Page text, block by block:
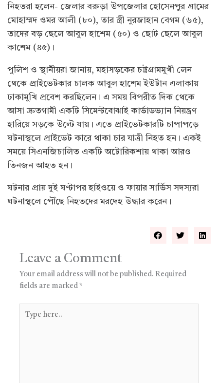
নিহতরা হলেন- জেলার বরুড়া উপজেলার হোসেনপুর গ্রামের
মোহাম্মদ ওমর আলী (৮০), তার স্ত্রী নুরজাহান বেগম (৬৫),
তাদের বড় ছেলে আবুল হাশেম (৫০) ও ছোট ছেলে আবুল
কাশেম (৪৫)।
পুলিশ ও স্থানীয়রা জানায়, মহাসড়কের চট্টগ্রামমুখী লেন
থেকে প্রাইভেটকার চালক আবুল হাশেম ইউর্টান এলাকায়
ঢাকামুখি প্রবেশ করছিলেন। এ সময় বিপরীত দিক থেকে
আসা দ্রুতগামী একটি সিমেন্টবোঝাই কার্ভাডভ্যান নিয়ন্ত্রণ
হারিয়ে সড়কে উল্টে যায়। এতে প্রাইভেটকারটি চাপাপড়ে
ঘটনাস্থলে প্রাইভেট কারে থাকা চার যাত্রী নিহত হন। একই
সময়ে সিএনজিচালিত একটি অটোরিকশায় থাকা আরও
তিনজন আহত হন।
ঘটনার প্রায় দুই ঘণ্টাপর হাইওয়ে ও ফায়ার সার্ভিস সদস্যরা
ঘটনাস্থলে পৌঁছে নিহতদের মরদেহ উদ্ধার করেন।
Leave a Comment
Your email address will not be published. Required
fields are marked *
here..